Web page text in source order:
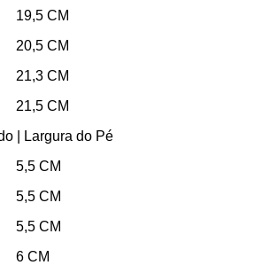
CM
CM
CM
CM
| Largura do Pé
CM